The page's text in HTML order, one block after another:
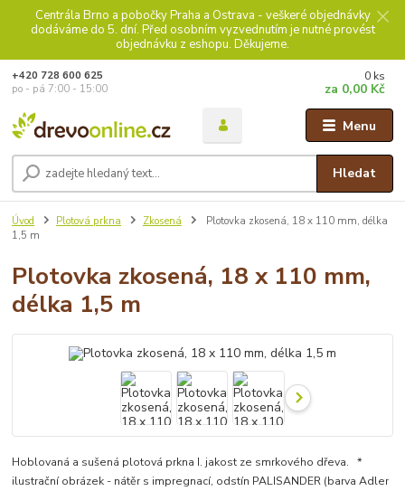
Centrála Brno a pobočky Praha a Ostrava - veškeré objednávky
dodáváme do 5. dní. Před osobním vyzvednutím je nutné provést
objednávku z eshopu. Děkujeme.
Menu
Hledat
+420 728 600 625
po - pá 7:00 - 15:00
0 ks
za 0,00 Kč
Úvod Plotová prkna Zkosená
Plotovka zkosená, 18 x 110 mm, délka
1,5 m
Plotovka zkosená, 18 x 110 mm,
délka 1,5 m
Hoblovaná a sušená plotová prkna I. jakost ze smrkového dřeva. *
ilustrační obrázek - nátěr s impregnací, odstín PALISANDER (barva Adler